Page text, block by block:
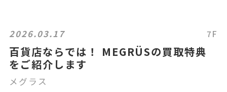
2026.03.17 7F
百貨店ならでは！ MEGRÜSの買取特典
をご紹介します
メグラス